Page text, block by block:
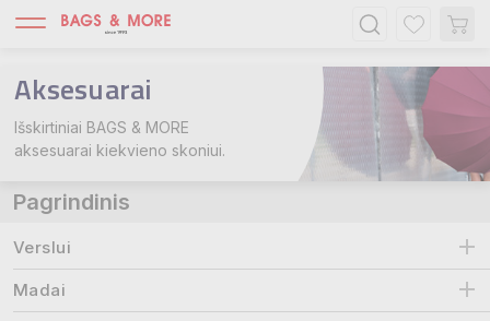
Aksesuarai
Išskirtiniai BAGS & MORE
aksesuarai kiekvieno skoniui.
Pagrindinis
Verslui
Madai